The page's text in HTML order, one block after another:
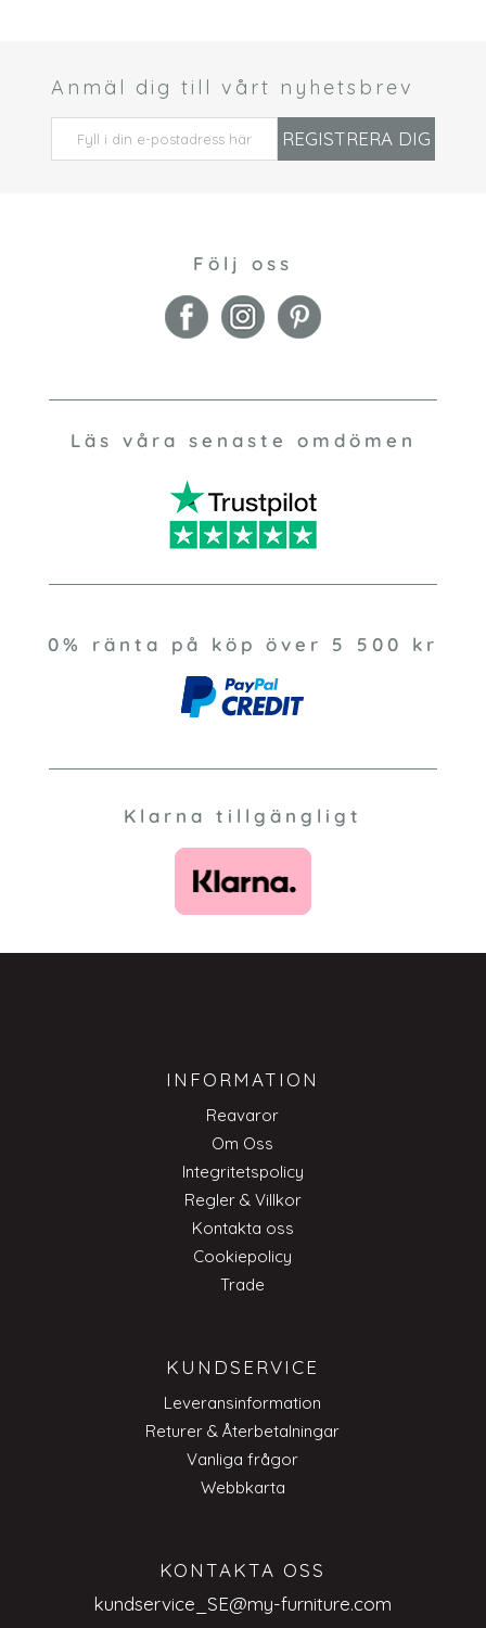
Anmäl dig till vårt nyhetsbrev
REGISTRERA DIG
Följ oss
Läs våra senaste omdömen
0% ränta på köp över 5 500 kr
Klarna tillgängligt
INFORMATION
Reavaror
Om Oss
Integritetspolicy
Regler & Villkor
Kontakta oss
Cookiepolicy
Trade
KUNDSERVICE
Leveransinformation
Returer & Återbetalningar
Vanliga frågor
Webbkarta
KONTAKTA OSS
kundservice_SE@my-furniture.com